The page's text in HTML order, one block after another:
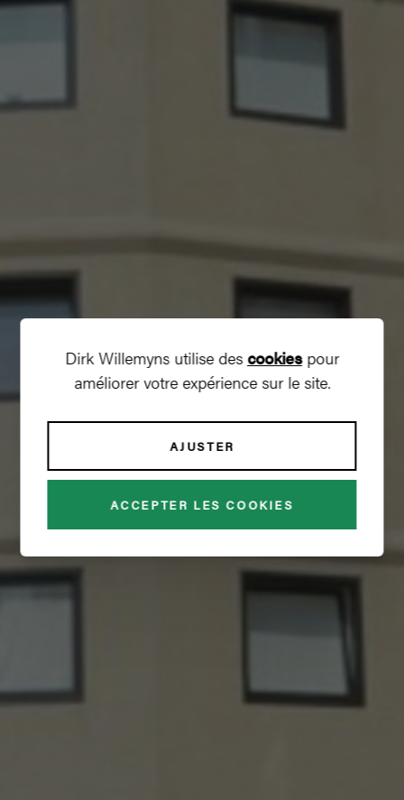
GREEN FIELDS
€ 1 800
Dirk Willemyns utilise descookiespour
améliorer votre expérience sur le site.
AJUSTER
ACCEPTER LES COOKIES